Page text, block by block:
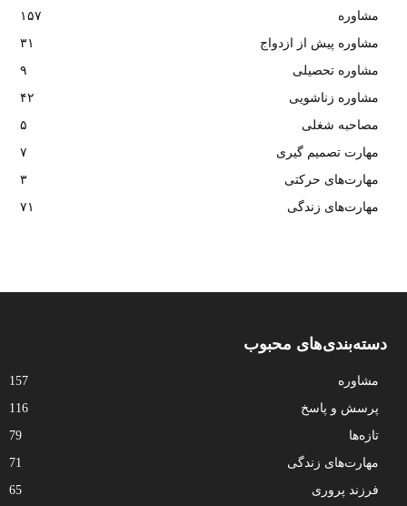
مشاوره
۱۵۷
مشاوره پیش از ازدواج
۳۱
مشاوره تحصیلی
۹
مشاوره زناشویی
۴۲
مصاحبه شغلی
۵
مهارت تصمیم گیری
۷
مهارت‌های حرکتی
۳
مهارت‌های زندگی
۷۱
دسته‌بندی‌های محبوب
مشاوره
157
پرسش و پاسخ
116
تازه‌ها
79
مهارت‌های زندگی
71
فرزند پروری
65